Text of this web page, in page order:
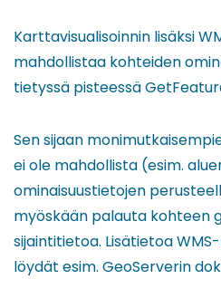
Karttavisualisoinnin lisäksi
mahdollistaa kohteiden
tietyssä pisteessä
Sen sijaan
ei ole mahdollista (esim.
ominaisuustietojen
myöskään palauta kohteen
sijaintitietoa. Lisätietoa
löydät esim. GeoServerin